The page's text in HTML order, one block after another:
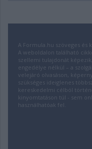
A Formula.hu szöveges és
A weboldalon található
szellemi tulajdonát
engedélye nélkül – a
velejáró olvasáson,
szükséges ideiglenes
kereskedelmi célból
kinyomtatáson túl - sem
használhatóak fel.